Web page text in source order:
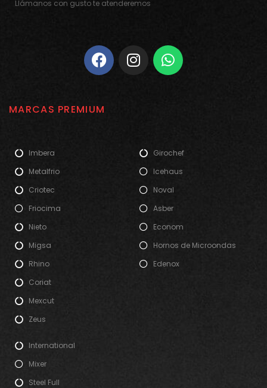
Llámanos con gusto te atenderemos
MARCAS PREMIUM
Imbera
Metalfrio
Criotec
Friocima
Nieto
Migsa
Rhino
Coriat
Mexcut
Zeus
Girochef
Icehaus
Noval
Asber
Econom
Hornos de Microondas
Edenox
International
Mixer
Steel Full